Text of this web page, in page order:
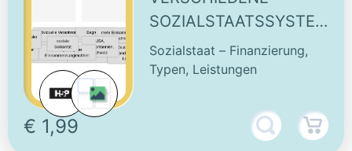
SOZIALSTAATSSYSTEME
-
ZUORDNUNGSAUFGABE
Sozialstaat – Finanzierung,
Typen, Leistungen
€ 1,99